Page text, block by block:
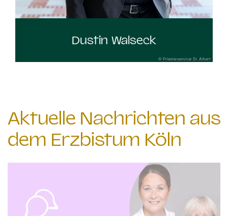
Dustin Walseck
© Priesterseminar St. Albert
Aktuelle Nachrichten aus
dem Erzbistum Köln